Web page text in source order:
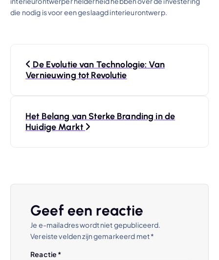
die nodig is voor een geslaagd interieurontwerp.
De Evolutie van Technologie: Van
Vernieuwing tot Revolutie
Het Belang van Sterke Branding in de
Huidige Markt
Geef een reactie
Je e-mailadres wordt niet gepubliceerd.
Vereiste velden zijn gemarkeerd met*
Reactie *